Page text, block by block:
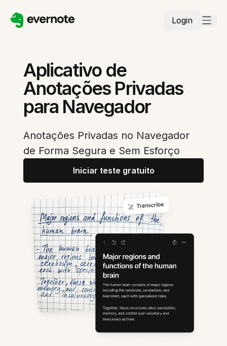
Login
Aplicativo de
Anotações Privadas
para Navegador
Anotações Privadas no Navegador
de Forma Segura e Sem Esforço
Iniciar teste gratuito